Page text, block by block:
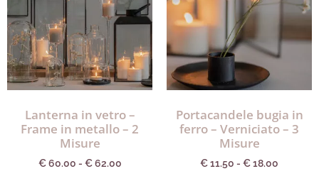
Lanterna in vetro –
Frame in metallo – 2
Misure
€60.00 - €62.00
Portacandele bugia in
ferro – Verniciato – 3
Misure
€11.50 - €18.00